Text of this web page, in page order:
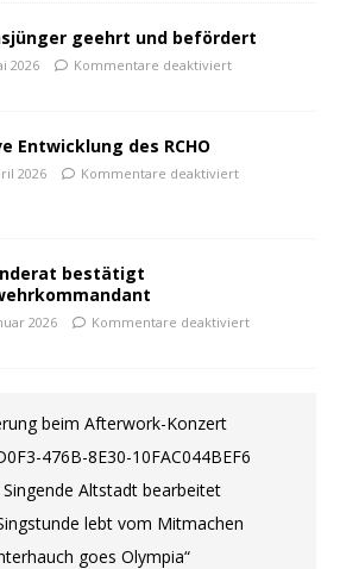
geehrt und befördert
2026 Kommentare deaktiviert
Entwicklung des RCHO
2026 Kommentare deaktiviert
bestätigt
2026 Kommentare deaktiviert